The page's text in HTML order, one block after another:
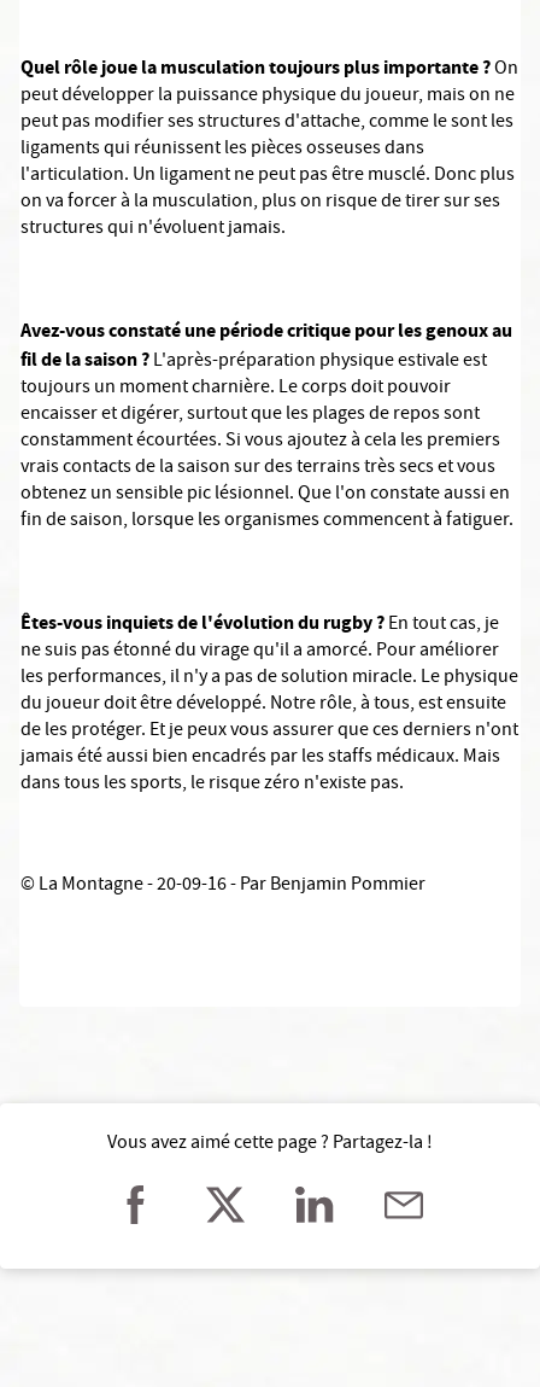
Quel rôle joue la musculation toujours plus importante ?On
peut développer la puissance physique du joueur, mais on ne
peut pas modifier ses structures d'attache, comme le sont les
ligaments qui réunissent les pièces osseuses dans
l'articulation. Un ligament ne peut pas être musclé. Donc plus
on va forcer à la musculation, plus on risque de tirer sur ses
structures qui n'évoluent jamais.
Avez-vous constaté une période critique pour les genoux au
fil de la saison ?L'après-préparation physique estivale est
toujours un moment charnière. Le corps doit pouvoir
encaisser et digérer, surtout que les plages de repos sont
constamment écourtées. Si vous ajoutez à cela les premiers
vrais contacts de la saison sur des terrains très secs et vous
obtenez un sensible pic lésionnel. Que l'on constate aussi en
fin de saison, lorsque les organismes commencent à fatiguer.
Êtes-vous inquiets de l'évolution du rugby ?En tout cas, je
ne suis pas étonné du virage qu'il a amorcé. Pour améliorer
les performances, il n'y a pas de solution miracle. Le physique
du joueur doit être développé. Notre rôle, à tous, est ensuite
de les protéger. Et je peux vous assurer que ces derniers n'ont
jamais été aussi bien encadrés par les staffs médicaux. Mais
dans tous les sports, le risque zéro n'existe pas.
© La Montagne - 20-09-16 - Par Benjamin Pommier
Vous avez aimé cette page ? Partagez-la !